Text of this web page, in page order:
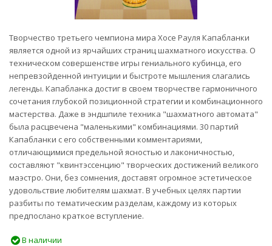
Творчество третьего чемпиона мира Хосе Рауля Капабланки
является одной из ярчайших страниц шахматного искусства. О
техническом совершенстве игры гениального кубинца, его
непревзойденной интуиции и быстроте мышления слагались
легенды. Капабланка достиг в своем творчестве гармоничного
сочетания глубокой позиционной стратегии и комбинационного
мастерства. Даже в эндшпиле техника "шахматного автомата"
была расцвечена "маленькими" комбинациями. 30 партий
Капабланки с его собственными комментариями,
отличающимися предельной ясностью и лаконичностью,
составляют "квинтэссенцию" творческих достижений великого
маэстро. Они, без сомнения, доставят огромное эстетическое
удовольствие любителям шахмат. В учебных целях партии
разбиты по тематическим разделам, каждому из которых
предпослано краткое вступление.
В наличии